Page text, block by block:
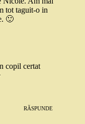
tot taguit-o in
🙂
copil certat
RĂSPUNDE